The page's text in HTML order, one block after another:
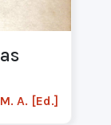
A. [Ed.]